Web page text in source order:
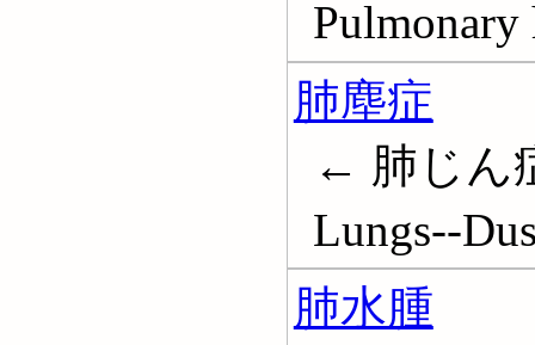
Pulmonary
肺塵症
← 肺じん
Lungs--
肺水腫